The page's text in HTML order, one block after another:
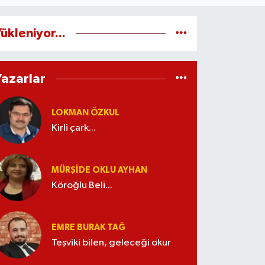
LOKMAN ÖZKUL
Kirli çark...
MÜRŞIDE OKLU AYHAN
Köroğlu Beli...
EMRE BURAK TAĞ
Teşviki bilen, geleceği okur